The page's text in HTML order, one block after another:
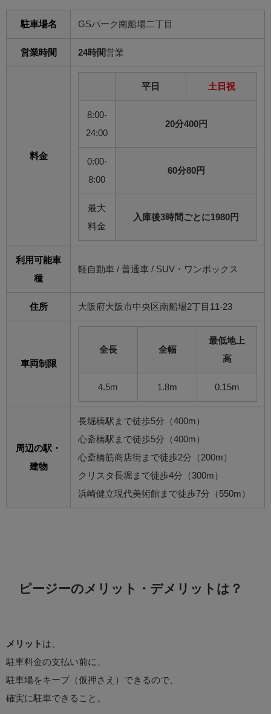
駐車場名 GSパーク南船場二丁目
営業時間 24時間営業
料金
平日 土日祝
8:00-
24:00
20分400円
0:00-
8:00
60分80円
最大
料金
入庫後3時間ごとに1980円
利用可能車
種
軽自動車 / 普通車 / SUV・ワンボックス
住所 大阪府大阪市中央区南船場2丁目11-23
車両制限
全長 全幅
最低地上
高
4.5m 1.8m 0.15m
周辺の駅・
建物
長堀橋駅まで徒歩5分（400m）
心斎橋駅まで徒歩5分（400m）
心斎橋筋商店街まで徒歩2分（200m）
クリスタ長堀まで徒歩4分（300m）
浜崎健立現代美術館まで徒歩7分（550m）
ピージーのメリット・デメリットは？
メリット は、
駐車料金の支払い前に、
駐車場をキープ（仮押さえ）できるので、
確実に駐車できること。